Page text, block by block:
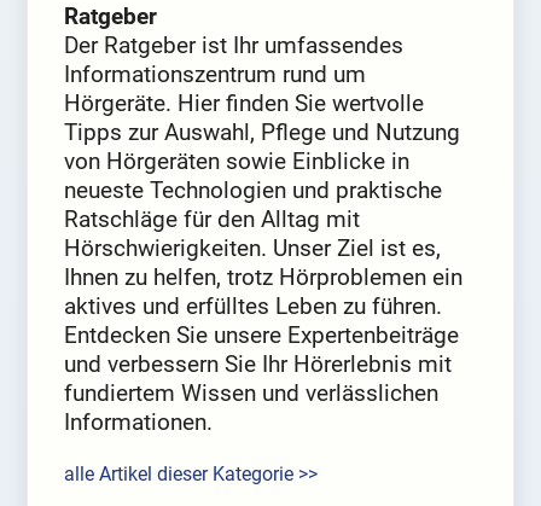
Ratgeber
Der Ratgeber ist Ihr umfassendes
Informationszentrum rund um
Hörgeräte. Hier finden Sie wertvolle
Tipps zur Auswahl, Pflege und Nutzung
von Hörgeräten sowie Einblicke in
neueste Technologien und praktische
Ratschläge für den Alltag mit
Hörschwierigkeiten. Unser Ziel ist es,
Ihnen zu helfen, trotz Hörproblemen ein
aktives und erfülltes Leben zu führen.
Entdecken Sie unsere Expertenbeiträge
und verbessern Sie Ihr Hörerlebnis mit
fundiertem Wissen und verlässlichen
Informationen.
alle Artikel dieser Kategorie >>